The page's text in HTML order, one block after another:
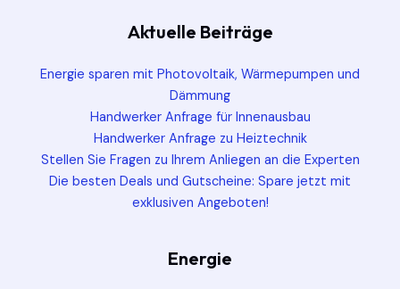
Aktuelle Beiträge
Energie sparen mit Photovoltaik, Wärmepumpen und
Dämmung
Handwerker Anfrage für Innenausbau
Handwerker Anfrage zu Heiztechnik
Stellen Sie Fragen zu Ihrem Anliegen an die Experten
Die besten Deals und Gutscheine: Spare jetzt mit
exklusiven Angeboten!
Energie